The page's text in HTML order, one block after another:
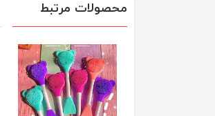
محصولات مرتبط